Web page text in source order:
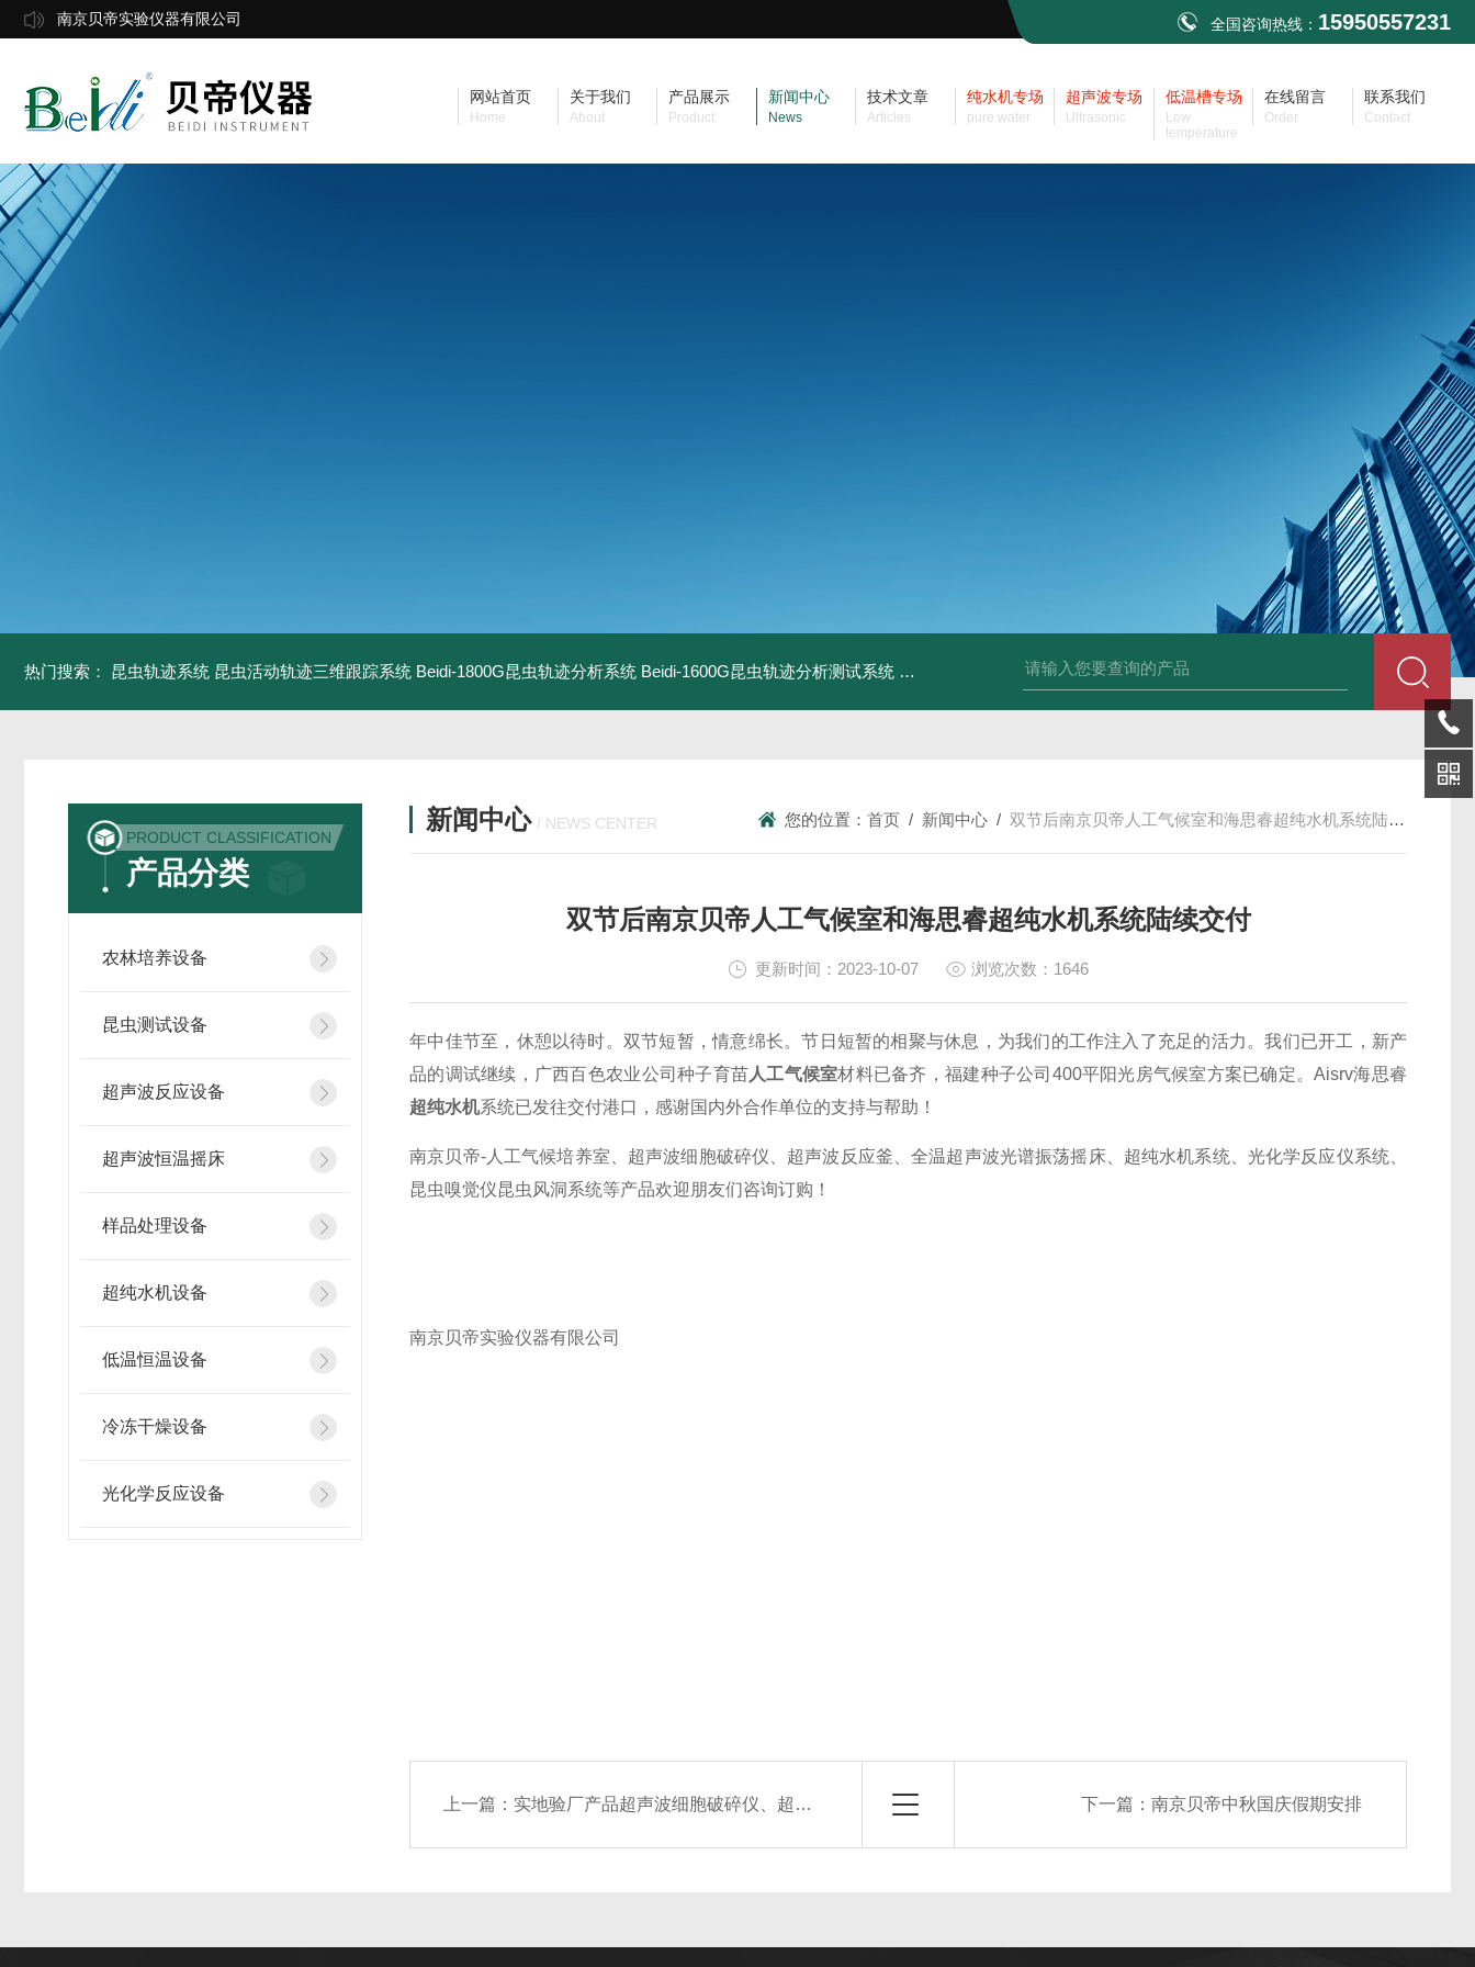
南京贝帝实验仪器有限公司 全国咨询热线： 15950557231
网站首页
Home
关于我们
About
产品展示
Product
新闻中心
News
技术文章
Articles
纯水机专场
pure water
超声波专场
Ultrasonic
低温槽专场
Low
temperature
在线留言
Order
联系我们
Contact
热门搜索： 昆虫轨迹系统 昆虫活动轨迹三维跟踪系统 Beidi-1800G昆虫轨迹分析系统 Beidi-1600G昆虫轨迹分析测试系统 BXPE500B大口径氙灯光源 BDRF超声波乳化反应釜 BDUF系列超声波高剪切
PRODUCT CLASSIFICATION
产品分类
农林培养设备
昆虫测试设备
超声波反应设备
超声波恒温摇床
样品处理设备
超纯水机设备
低温恒温设备
冷冻干燥设备
光化学反应设备
新闻中心 / NEWS CENTER 您的位置：首页 / 新闻中心 / 双节后南京贝帝人工气候室和海思睿超纯水机系统陆续交付
双节后南京贝帝人工气候室和海思睿超纯水机系统陆续交付
更新时间：2023-10-07 浏览次数：1646
年中佳节至，休憩以待时。双节短暂，情意绵长。节日短暂的相聚与休息，为我们的工作注入了充足的活力。我们已开工，新产
品的调试继续，广西百色农业公司种子育苗人工气候室材料已备齐，福建种子公司400平阳光房气候室方案已确定。Aisrv海思睿
超纯水机系统已发往交付港口，感谢国内外合作单位的支持与帮助！
南京贝帝-人工气候培养室、超声波细胞破碎仪、超声波反应釜、全温超声波光谱振荡摇床、超纯水机系统、光化学反应仪系统、
昆虫嗅觉仪昆虫风洞系统等产品欢迎朋友们咨询订购！
南京贝帝实验仪器有限公司
上一篇： 实地验厂产品超声波细胞破碎仪、超纯水机等产品通过三方公司审验 下一篇： 南京贝帝中秋国庆假期安排